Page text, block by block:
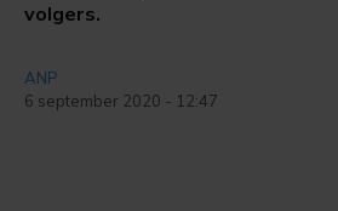
volgers.
ANP
6 september 2020 - 12:47